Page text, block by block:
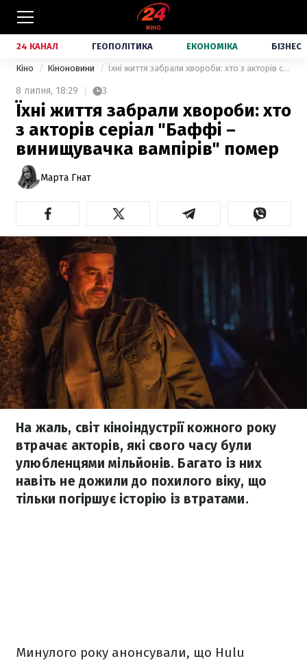
24 КАНАЛ ГЕОПОЛІТИКА ЕКОНОМІКА БІЗНЕС
Кіно Кіноновини Їхні життя забрали хвороби: хто з акторів серіал "Баффі – винищувачка вампірів" помер
8 липня, 18:29 3
Їхні життя забрали хвороби: хто
з акторів серіал "Баффі –
винищувачка вампірів" помер
Марта Гнат
На жаль, світ кіноіндустрії кожного року
втрачає акторів, які свого часу були
улюбленцями мільйонів. Багато із них
навіть не дожили до похилого віку, що
тільки погіршує історію із втратами.
Минулого року анонсували, що Hulu